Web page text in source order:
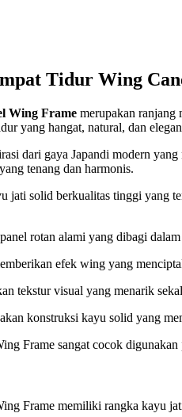
Tidur Wing
Wing Frame merupakan ranjang
yang hangat, natural, dan
dari gaya Japandi modern
tenang dan harmonis.
jati solid berkualitas tinggi yang
rotan alami yang dibagi
efek wing yang
tekstur visual yang menarik
konstruksi kayu solid yang
Frame sangat cocok
Frame memiliki rangka kayu